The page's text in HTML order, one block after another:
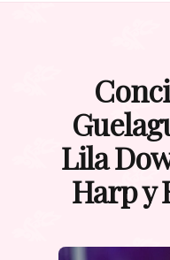
Lila
Harp y